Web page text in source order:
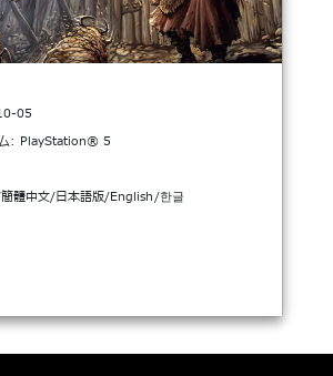
05
: PlayStation® 5
體中文/日本語版/English/한글